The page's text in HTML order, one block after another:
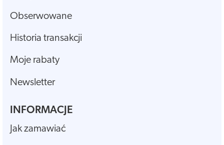
Obserwowane
Historia transakcji
Moje rabaty
Newsletter
INFORMACJE
Jak zamawiać